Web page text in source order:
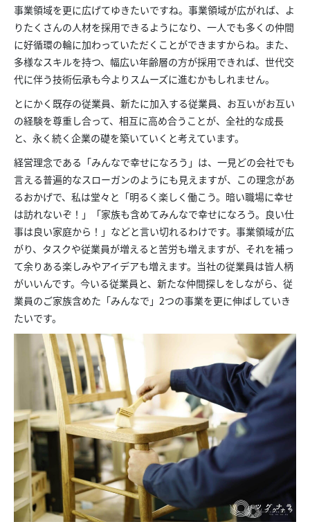
事業領域を更に広げてゆきたいですね。事業領域が広がれば、よ
りたくさんの人材を採用できるようになり、一人でも多くの仲間
に好循環の輪に加わっていただくことができますからね。また、
多様なスキルを持つ、幅広い年齢層の方が採用できれば、世代交
代に伴う技術伝承も今よりスムーズに進むかもしれません。
とにかく既存の従業員、新たに加入する従業員、お互いがお互い
の経験を尊重し合って、相互に高め合うことが、全社的な成長
と、永く続く企業の礎を築いていくと考えています。
経営理念である「みんなで幸せになろう」は、一見どの会社でも
言える普遍的なスローガンのようにも見えますが、この理念があ
るおかげで、私は堂々と「明るく楽しく働こう。暗い職場に幸せ
は訪れないぞ！」「家族も含めてみんなで幸せになろう。良い仕
事は良い家庭から！」などと言い切れるわけです。事業領域が広
がり、タスクや従業員が増えると苦労も増えますが、それを補っ
て余りある楽しみやアイデアも増えます。当社の従業員は皆人柄
がいいんです。今いる従業員と、新たな仲間探しをしながら、従
業員のご家族含めた「みんなで」2つの事業を更に伸ばしていき
たいです。